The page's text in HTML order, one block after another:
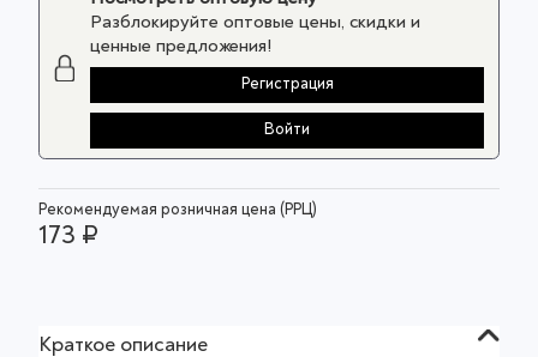
Разблокируйте оптовые цены, скидки и
ценные предложения!
Регистрация
Войти
Рекомендуемая розничная цена (РРЦ)
173 ₽
Краткое описание